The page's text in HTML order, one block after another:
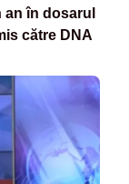
în dosarul
către DNA